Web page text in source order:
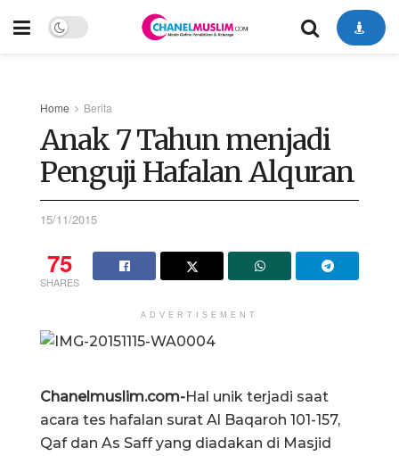
Home Berita
Anak 7 Tahun menjadi
Penguji Hafalan Alquran
15/11/2015
75
SHARES
ADVERTISEMENT
Chanelmuslim.com-Hal unik terjadi saat
acara tes hafalan surat Al Baqaroh 101-157,
Qaf dan As Saff yang diadakan di Masjid